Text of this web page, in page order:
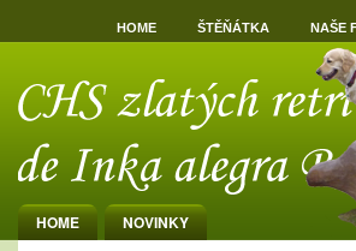
HOME ŠTĚŇÁTKA NAŠE
HOME NOVINKY